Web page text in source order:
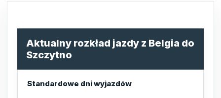
Aktualny rozkład jazdy z Belgia do
Szczytno
Standardowe dni wyjazdów